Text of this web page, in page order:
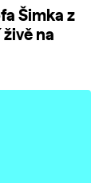
Šimka z
na